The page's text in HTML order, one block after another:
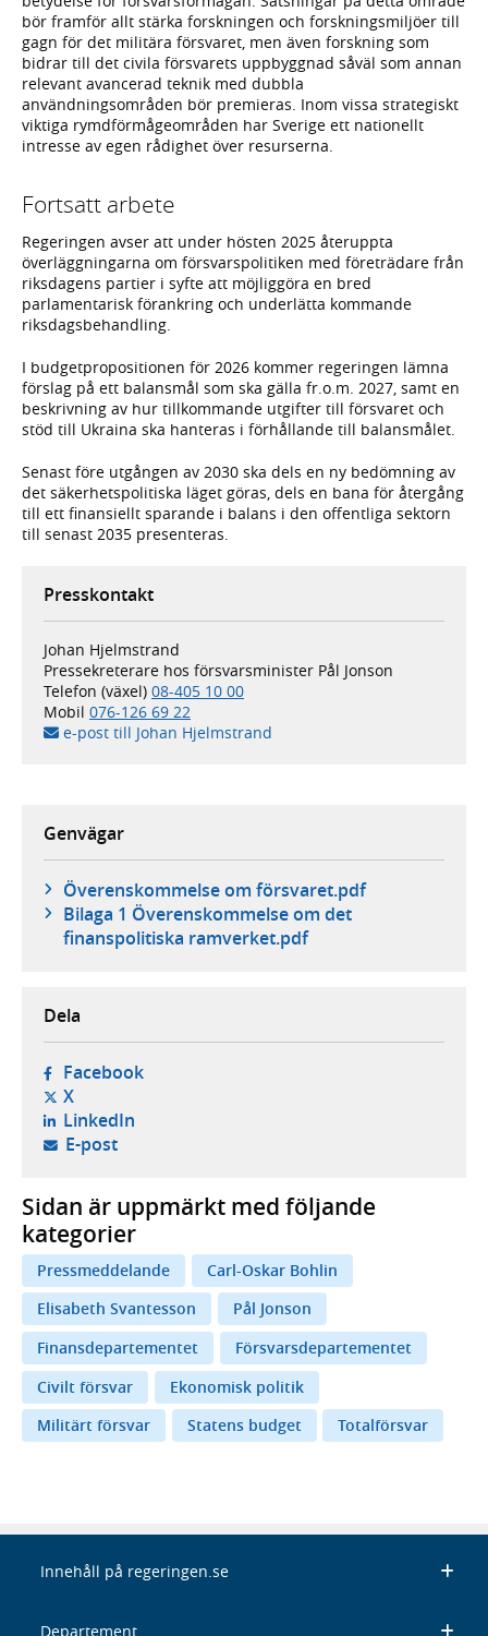
bör framför allt stärka forskningen och forskningsmiljöer till
gagn för det militära försvaret, men även forskning som
bidrar till det civila försvarets uppbyggnad såväl som annan
relevant avancerad teknik med dubbla
användningsområden bör premieras. Inom vissa strategiskt
viktiga rymdförmågeområden har Sverige ett nationellt
intresse av egen rådighet över resurserna.
Fortsatt arbete
Regeringen avser att under hösten 2025 återuppta
överläggningarna om försvarspolitiken med företrädare från
riksdagens partier i syfte att möjliggöra en bred
parlamentarisk förankring och underlätta kommande
riksdagsbehandling.
I budgetpropositionen för 2026 kommer regeringen lämna
förslag på ett balansmål som ska gälla fr.o.m. 2027, samt en
beskrivning av hur tillkommande utgifter till försvaret och
stöd till Ukraina ska hanteras i förhållande till balansmålet.
Senast före utgången av 2030 ska dels en ny bedömning av
det säkerhetspolitiska läget göras, dels en bana för återgång
till ett finansiellt sparande i balans i den offentliga sektorn
till senast 2035 presenteras.
Presskontakt
Johan Hjelmstrand
Pressekreterare hos försvarsminister Pål Jonson
Telefon (växel) 08-405 10 00
Mobil 076-126 69 22
e-post till Johan Hjelmstrand
Genvägar
Överenskommelse om försvaret.pdf
Bilaga 1 Överenskommelse om det
finanspolitiska ramverket.pdf
Dela
Facebook- öppnas i ny flik, extern webbplats,
X- öppnas i ny flik, extern webbplats,
LinkedIn- öppnas i ny flik, extern webbplats,
E-post- öppnar din e-postklient,
Sidan är uppmärkt med följande
kategorier
Pressmeddelande
Carl-Oskar Bohlin
Elisabeth Svantesson
Pål Jonson
Finansdepartementet
Försvarsdepartementet
Civilt försvar
Ekonomisk politik
Militärt försvar
Statens budget Totalförsvar
Innehåll på regeringen.se
Departement